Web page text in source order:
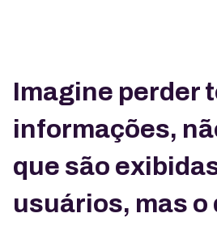
Imagine perder
informações,
que são
usuários, mas o